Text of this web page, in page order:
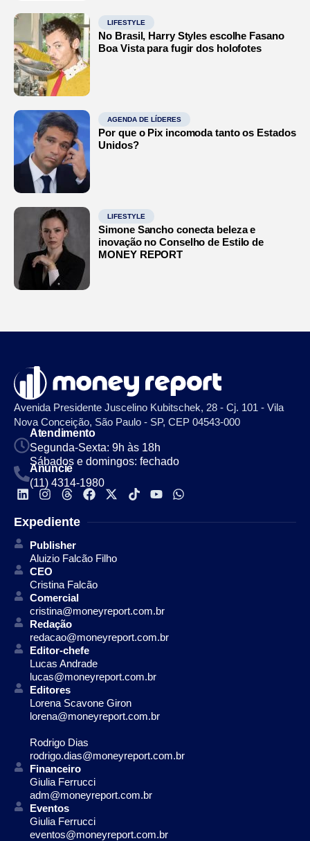
LIFESTYLE
No Brasil, Harry Styles escolhe Fasano
Boa Vista para fugir dos holofotes
AGENDA DE LÍDERES
Por que o Pix incomoda tanto os Estados
Unidos?
LIFESTYLE
Simone Sancho conecta beleza e
inovação no Conselho de Estilo de
MONEY REPORT
Avenida Presidente Juscelino Kubitschek, 28 - Cj. 101 - Vila
Nova Conceição, São Paulo - SP, CEP 04543-000
Atendimento
Segunda-Sexta: 9h às 18h
Sábados e domingos: fechado
Anuncie
(11) 4314-1980
Expediente
Publisher
Aluizio Falcão Filho
CEO
Cristina Falcão
Comercial
cristina@moneyreport.com.br
Redação
redacao@moneyreport.com.br
Editor-chefe
Lucas Andrade
lucas@moneyreport.com.br
Editores
Lorena Scavone Giron
lorena@moneyreport.com.br
Rodrigo Dias
rodrigo.dias@moneyreport.com.br
Financeiro
Giulia Ferrucci
adm@moneyreport.com.br
Eventos
Giulia Ferrucci
eventos@moneyreport.com.br